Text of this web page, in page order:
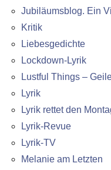
Jubiläumsblog. Ein
Kritik
Liebesgedichte
Lockdown-Lyrik
Lustful Things –
Lyrik
Lyrik rettet den
Lyrik-Revue
Lyrik-TV
Melanie am Letzten